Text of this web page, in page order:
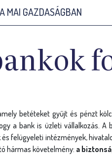
MAI GAZDASÁGBAN
betéteket gyűjt és pénzt
a bank is üzleti vállalkozás. A
felügyeleti intézmények,
hármas követelmény: a